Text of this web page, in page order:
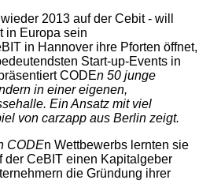
in Hannover ihre Pforten öffnet,
Start-up-Events in
CODEn 50 junge
in einer eigenen,
Ein Ansatz mit viel
von carzapp aus Berlin zeigt.
CODEn Wettbewerbs lernten sie
der CeBIT einen Kapitalgeber
die Gründung ihrer